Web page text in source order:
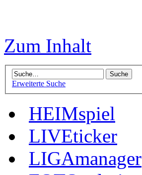
Zum Inhalt
Erweiterte Suche
HEIMspiel
LIVEticker
LIGAmanager